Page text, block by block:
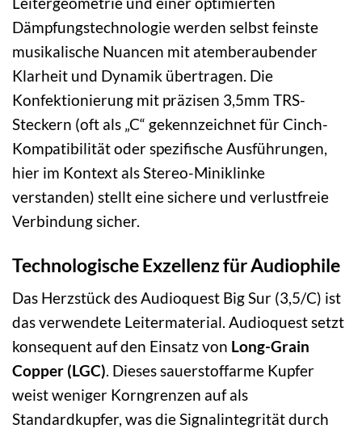
Dämpfungstechnologie werden selbst feinste
musikalische Nuancen mit atemberaubender
Klarheit und Dynamik übertragen. Die
Konfektionierung mit präzisen 3,5mm TRS-
Steckern (oft als „C“ gekennzeichnet für Cinch-
Kompatibilität oder spezifische Ausführungen,
hier im Kontext als Stereo-Miniklinke
verstanden) stellt eine sichere und verlustfreie
Verbindung sicher.
Technologische Exzellenz für Audiophile
Das Herzstück des Audioquest Big Sur (3,5/C) ist
das verwendete Leitermaterial. Audioquest setzt
konsequent auf den Einsatz von Long-Grain
Copper (LGC). Dieses sauerstoffarme Kupfer
weist weniger Korngrenzen auf als
Standardkupfer, was die Signalintegrität durch